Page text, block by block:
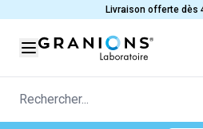
Livraison offerte dès
Rechercher...